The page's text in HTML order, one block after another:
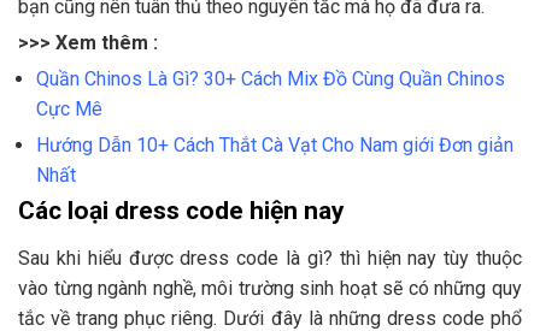
bạn cũng nên tuân thủ theo nguyên tắc mà họ đã đưa ra.
>>> Xem thêm :
Quần Chinos Là Gì? 30+ Cách Mix Đồ Cùng Quần Chinos
Cực Mê
Hướng Dẫn 10+ Cách Thắt Cà Vạt Cho Nam giới Đơn giản
Nhất
Các loại dress code hiện nay
Sau khi hiểu được dress code là gì? thì hiện nay tùy thuộc
vào từng ngành nghề, môi trường sinh hoạt sẽ có những quy
tắc về trang phục riêng. Dưới đây là những dress code phổ